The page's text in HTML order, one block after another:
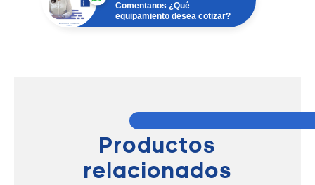
Comentanos ¿Qué
equipamiento desea cotizar?
Productos
relacionados